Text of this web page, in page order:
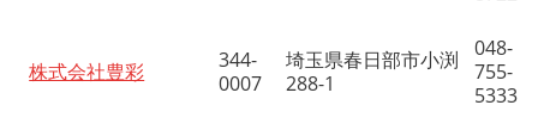
株式会社豊彩
344-
0007
埼玉県春日部市小渕
288-1
048-
755-
5333